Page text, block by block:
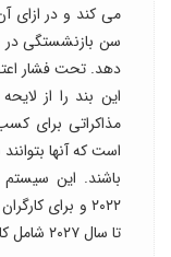
می کند و در ازای
دهد. تحت فشار
این بند را از
مذاکراتی برای
است که آنها
باشند. این
تا سال ۲۰۲۷ شامل کارگران مسن تر نیز می شود.